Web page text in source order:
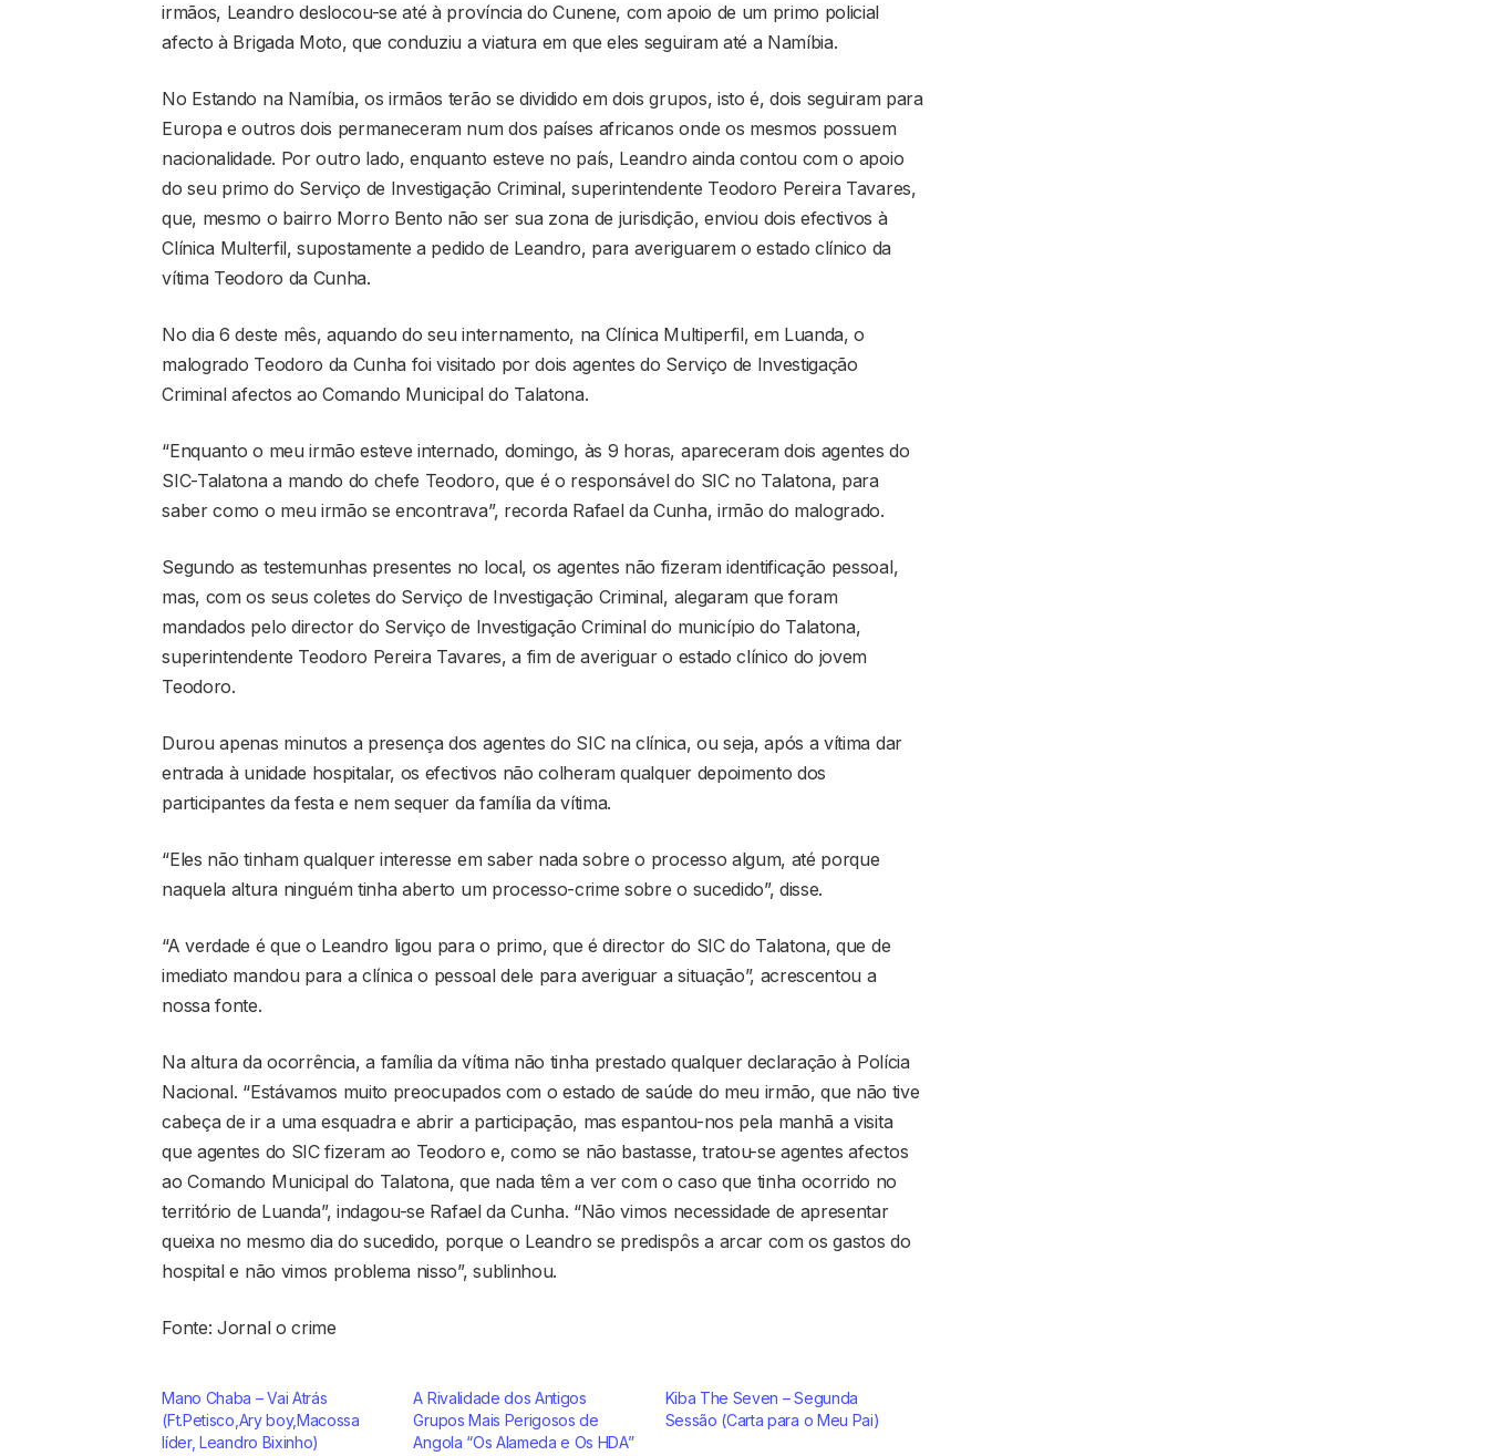
irmãos, Leandro deslocou-se até à província do Cunene, com apoio de um primo policial
afecto à Brigada Moto, que conduziu a viatura em que eles seguiram até a Namíbia.
No Estando na Namíbia, os irmãos terão se dividido em dois grupos, isto é, dois seguiram para
Europa e outros dois permaneceram num dos países africanos onde os mesmos possuem
nacionalidade. Por outro lado, enquanto esteve no país, Leandro ainda contou com o apoio
do seu primo do Serviço de Investigação Criminal, superintendente Teodoro Pereira Tavares,
que, mesmo o bairro Morro Bento não ser sua zona de jurisdição, enviou dois efectivos à
Clínica Multerfil, supostamente a pedido de Leandro, para averiguarem o estado clínico da
vítima Teodoro da Cunha.
No dia 6 deste mês, aquando do seu internamento, na Clínica Multiperfil, em Luanda, o
malogrado Teodoro da Cunha foi visitado por dois agentes do Serviço de Investigação
Criminal afectos ao Comando Municipal do Talatona.
“Enquanto o meu irmão esteve internado, domingo, às 9 horas, apareceram dois agentes do
SIC-Talatona a mando do chefe Teodoro, que é o responsável do SIC no Talatona, para
saber como o meu irmão se encontrava”, recorda Rafael da Cunha, irmão do malogrado.
Segundo as testemunhas presentes no local, os agentes não fizeram identificação pessoal,
mas, com os seus coletes do Serviço de Investigação Criminal, alegaram que foram
mandados pelo director do Serviço de Investigação Criminal do município do Talatona,
superintendente Teodoro Pereira Tavares, a fim de averiguar o estado clínico do jovem
Teodoro.
Durou apenas minutos a presença dos agentes do SIC na clínica, ou seja, após a vítima dar
entrada à unidade hospitalar, os efectivos não colheram qualquer depoimento dos
participantes da festa e nem sequer da família da vítima.
“Eles não tinham qualquer interesse em saber nada sobre o processo algum, até porque
naquela altura ninguém tinha aberto um processo-crime sobre o sucedido”, disse.
“A verdade é que o Leandro ligou para o primo, que é director do SIC do Talatona, que de
imediato mandou para a clínica o pessoal dele para averiguar a situação”, acrescentou a
nossa fonte.
Na altura da ocorrência, a família da vítima não tinha prestado qualquer declaração à Polícia
Nacional. “Estávamos muito preocupados com o estado de saúde do meu irmão, que não tive
cabeça de ir a uma esquadra e abrir a participação, mas espantou-nos pela manhã a visita
que agentes do SIC fizeram ao Teodoro e, como se não bastasse, tratou-se agentes afectos
ao Comando Municipal do Talatona, que nada têm a ver com o caso que tinha ocorrido no
território de Luanda”, indagou-se Rafael da Cunha. “Não vimos necessidade de apresentar
queixa no mesmo dia do sucedido, porque o Leandro se predispôs a arcar com os gastos do
hospital e não vimos problema nisso”, sublinhou.
Fonte: Jornal o crime
Mano Chaba – Vai Atrás
(Ft.Petisco,Ary boy,Macossa
líder, Leandro Bixinho)
A Rivalidade dos Antigos
Grupos Mais Perigosos de
Angola “Os Alameda e Os HDA”
Kiba The Seven – Segunda
Sessão (Carta para o Meu Pai)